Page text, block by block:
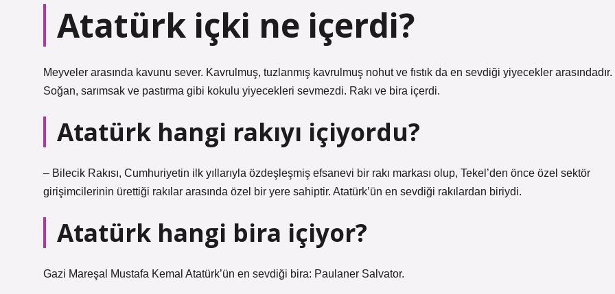
Atatürk içki ne içerdi?
Meyveler arasında kavunu sever. Kavrulmuş, tuzlanmış kavrulmuş nohut ve fıstık da en sevdiği yiyecekler arasındadır.
Soğan, sarımsak ve pastırma gibi kokulu yiyecekleri sevmezdi. Rakı ve bira içerdi.
Atatürk hangi rakıyı içiyordu?
– Bilecik Rakısı, Cumhuriyetin ilk yıllarıyla özdeşleşmiş efsanevi bir rakı markası olup, Tekel’den önce özel sektör
girişimcilerinin ürettiği rakılar arasında özel bir yere sahiptir. Atatürk’ün en sevdiği rakılardan biriydi.
Atatürk hangi bira içiyor?
Gazi Mareşal Mustafa Kemal Atatürk’ün en sevdiği bira: Paulaner Salvator.